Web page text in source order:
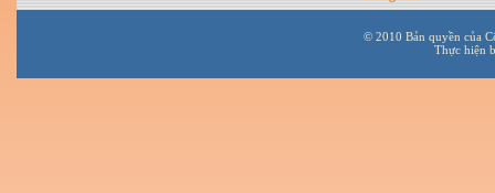
© 2010 Bản quyền của
Thực hiện